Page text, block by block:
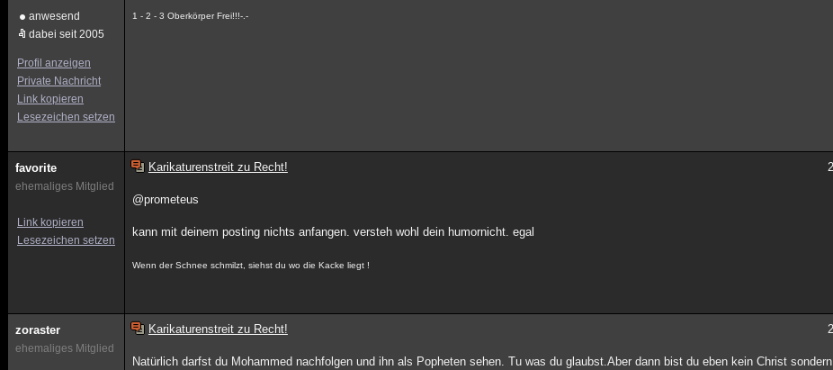
anwesend
dabei seit 2005
Profil anzeigen
Private Nachricht
Link kopieren
Lesezeichen setzen
1 - 2 - 3 Oberkörper Frei!!!-.-
favorite
ehemaliges Mitglied
Link kopieren
Lesezeichen setzen
Karikaturenstreit zu Recht!
@prometeus
kann mit deinem posting nichts anfangen. versteh wohl dein humornicht. egal
Wenn der Schnee schmilzt, siehst du wo die Kacke liegt !
zoraster
ehemaliges Mitglied
Karikaturenstreit zu Recht!
Natürlich darfst du Mohammed nachfolgen und ihn als Popheten sehen. Tu was du glaubst.Aber dann bist du eben kein Christ